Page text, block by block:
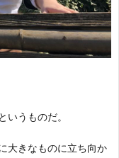
いうものだ。
大きなものに立ち向か